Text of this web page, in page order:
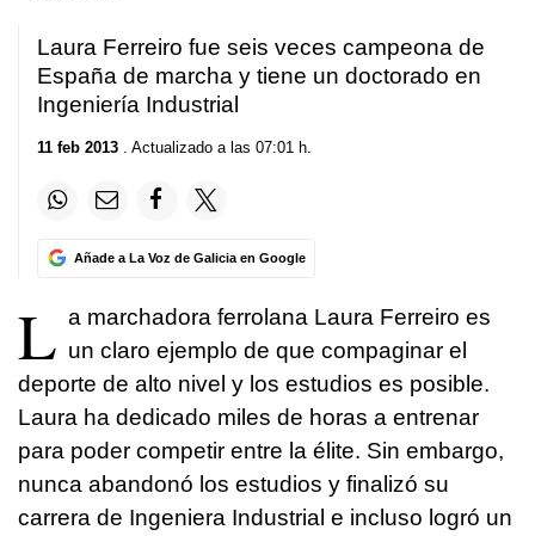
Laura Ferreiro fue seis veces campeona de
España de marcha y tiene un doctorado en
Ingeniería Industrial
11 feb 2013 . Actualizado a las 07:01 h.
Añade a La Voz de Galicia en Google
L a marchadora ferrolana Laura Ferreiro es
un claro ejemplo de que compaginar el
deporte de alto nivel y los estudios es posible.
Laura ha dedicado miles de horas a entrenar
para poder competir entre la élite. Sin embargo,
nunca abandonó los estudios y finalizó su
carrera de Ingeniera Industrial e incluso logró un